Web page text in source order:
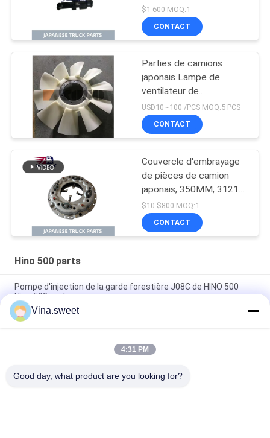
Bouteille principale
d'embrayage pour HINO
500 J08E
$1-600 MOQ:1
CONTACT
Parties de camions
japonais Lampe de
ventilateur de
refroidissement du
moteur Pour HINO 500
RANGER J08E EURO 4
USD10~100 /PCS MOQ:5 PCS
CONTACT
Couvercle d'embrayage
de pièces de camion
japonais, 350MM, 31210
– 2621 HNC540, pour
camion HINO 500
RANGER J08C J08CT,
$10-$800 MOQ:1
CONTACT
Hino 500 parts
Pompe d'injection de la garde forestière J08C de HINO 500
Hino 500 parts
Piston de Hino J08E de pièces de moteur du camion S130A-
E0101
Pièces d'auto Hino d'arbre à cames de la garde forestière
Vina.sweet
4:31 PM
Good day, what product are you looking for?